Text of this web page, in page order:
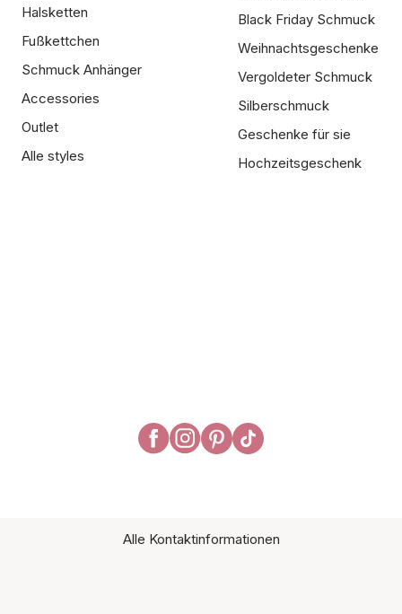
Halsketten
Fußkettchen
Schmuck Anhänger
Accessories
Outlet
Alle styles
Black Friday Schmuck
Weihnachtsgeschenke
Vergoldeter Schmuck
Silberschmuck
Geschenke für sie
Hochzeitsgeschenk
Alle Kontaktinformationen